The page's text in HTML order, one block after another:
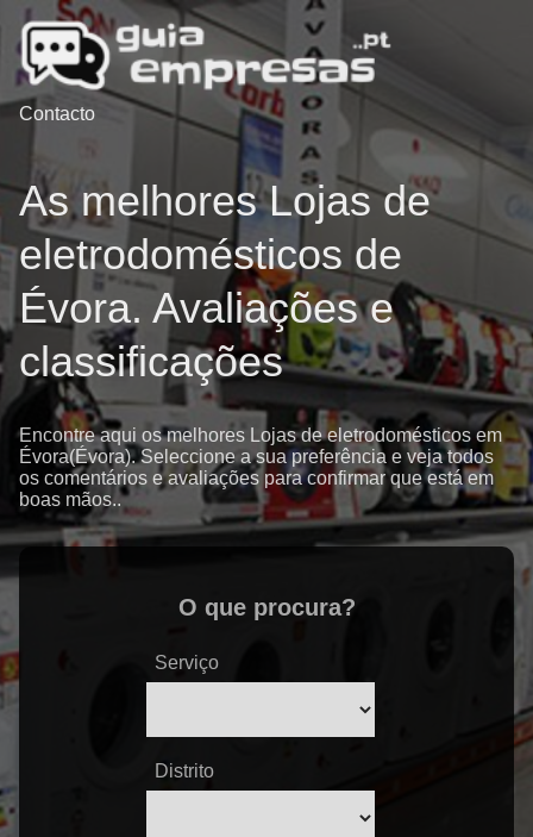
Contacto
As melhores Lojas de
eletrodomésticos de
Évora. Avaliações e
classificações
Encontre aqui os melhores Lojas de eletrodomésticos em
Évora(Évora). Seleccione a sua preferência e veja todos
os comentários e avaliações para confirmar que está em
boas mãos..
O que procura?
Serviço
Distrito